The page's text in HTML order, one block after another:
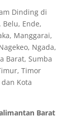
Dinding di
Ende,
Manggarai,
Ngada,
Barat, Sumba
Timor
Kota
Barat